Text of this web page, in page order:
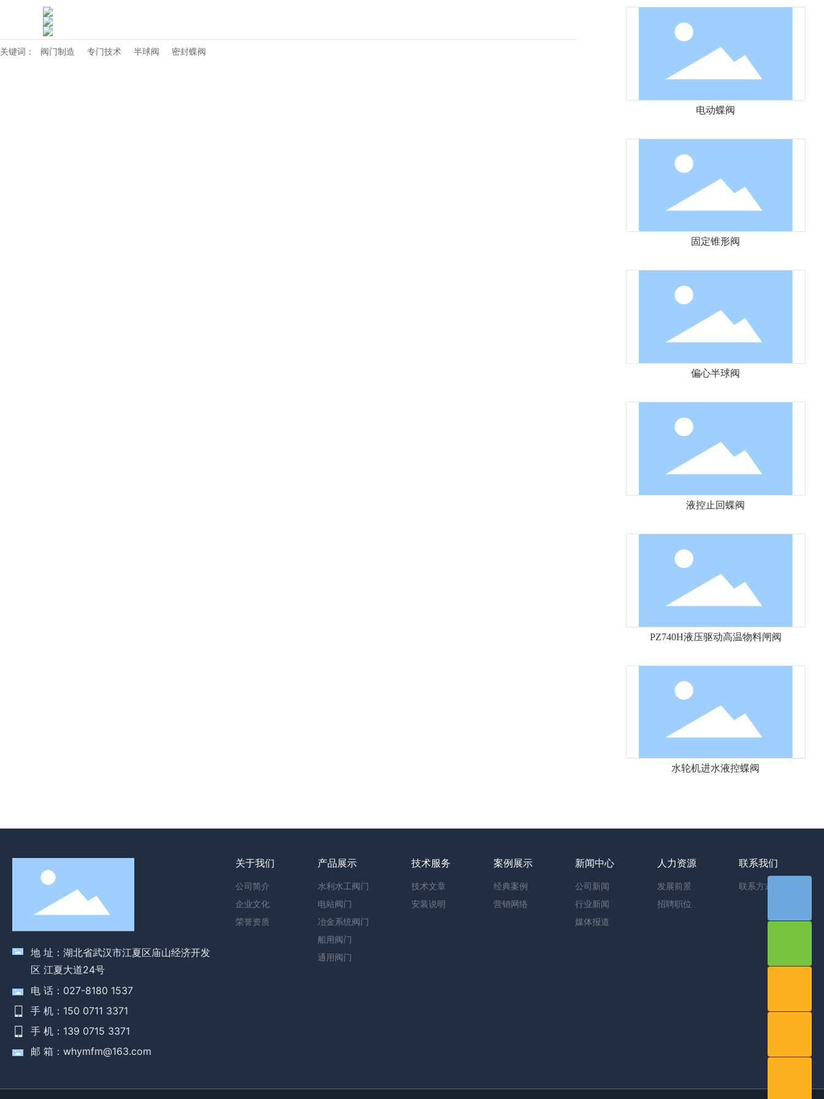
关键词： 阀门制造 专门技术 半球阀 密封蝶阀
电动蝶阀
固定锥形阀
偏心半球阀
液控止回蝶阀
PZ740H液压驱动高温物料闸阀
水轮机进水液控蝶阀
地 址：湖北省武汉市江夏区庙山经济开发
区 江夏大道24号
电 话：027-8180 1537
手 机：150 0711 3371
手 机：139 0715 3371
邮 箱：whymfm@163.com
关于我们
公司简介
企业文化
荣誉资质
产品展示
水利水工阀门
电站阀门
冶金系统阀门
船用阀门
通用阀门
技术服务
技术文章
安装说明
案例展示
经典案例
营销网络
新闻中心
公司新闻
行业新闻
媒体报道
人力资源
发展前景
招聘职位
联系我们
联系方式